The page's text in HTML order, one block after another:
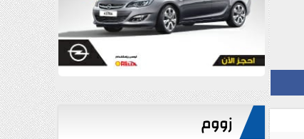
زووم